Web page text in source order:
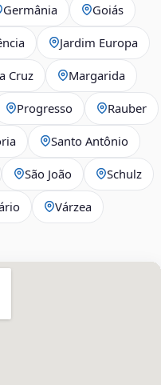
Germânia Goiás
Jardim Europa
Cruz Margarida
Progresso Rauber
Santo Antônio
São João Schulz
Várzea